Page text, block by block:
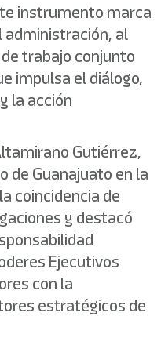
instrumento marca
administración, al
trabajo conjunto
impulsa el diálogo,
la acción
Gutiérrez,
de Guanajuato en la
coincidencia de
y destacó
Ejecutivos
con la
estratégicos de